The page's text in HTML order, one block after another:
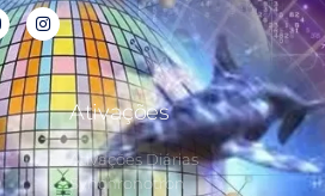
Ativações
Ativações Diárias
Synchronotron